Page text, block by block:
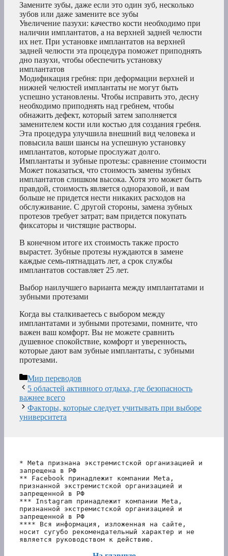
Замените зубы, даже если это один зуб, несколько
зубов или даже замените все зубы
Увеличение пазухи: качество кости необходимо при
наличии имплантатов, а на верхней задней челюсти
их нет. При установке имплантатов на верхней
задней челюсти эта процедура поможет приподнять
дно пазухи, чтобы обеспечить установку
имплантатов
Модификация гребня: при деформации верхней и
нижней челюстей имплантаты не могут быть
успешно установлены. Чтобы исправить это, десну
необходимо приподнять над гребнем, чтобы
обнажить дефект, который затем заполняется
заменителем кости или костью для создания гребня.
Эта процедура улучшила внешний вид человека и
повысила ваши шансы на успешную установку
имплантатов, которые прослужат долго.
Имплантаты и зубные протезы: сравнение стоимости
Может показаться, что стоимость замены зубных
имплантатов слишком высока. Хотя это может быть
правдой, стоимость является одноразовой, и вам
больше не придется нести никаких расходов на
обслуживание. С другой стороны, замена зубных
протезов требует затрат; вам придется покупать
фиксаторы и чистящие растворы.
В конечном итоге их стоимость также просто
вырастет. Зубные протезы нуждаются в замене
каждые семь-пятнадцать лет, а срок службы
имплантатов составляет 25 лет.
Выбор наилучшего варианта между имплантатами и
зубными протезами
Когда вы сталкиваетесь с выбором между
имплантатами и зубными протезами, помните, что
важен ваш комфорт. Вы не можете сравнить
душевное спокойствие, комфорт и уверенность,
которые дают вам зубные имплантаты, с зубными
протезами.
Рубрики
Мир переводов
5 областей активного отдыха, где безопасность
важнее всего
Факторы, которые следует учитывать при выборе
университета
* Meta признана экстремистской организацией и
запрещена в РФ
** Facebook принадлежит компании Meta,
признанной экстремистской организацией и
запрещенной в РФ
*** Instagram принадлежит компании Meta,
признанной экстремистской организацией и
запрещенной в РФ
**** Вся информация, изложенная на сайте,
носит сугубо рекомендательный характер и не
является руководством к действию.